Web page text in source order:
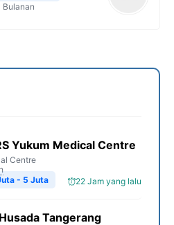
Bulanan
Yukum Medical Centre
Centre
22 Jam yang lalu
- 5 Juta
Tangerang